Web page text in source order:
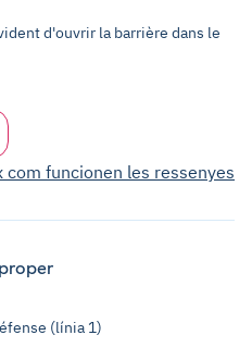
d'ouvrir la barrière dans le
com funcionen les ressenyes
(línia 1)